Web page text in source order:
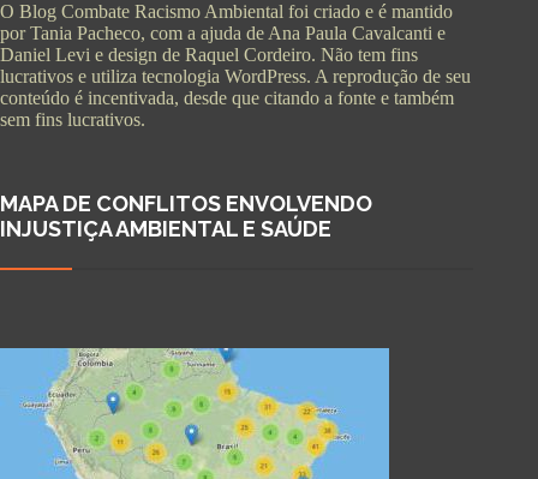
O Blog Combate Racismo Ambiental foi criado e é mantido
por Tania Pacheco, com a ajuda de Ana Paula Cavalcanti e
Daniel Levi e design de Raquel Cordeiro. Não tem fins
lucrativos e utiliza tecnologia WordPress. A reprodução de seu
conteúdo é incentivada, desde que citando a fonte e também
sem fins lucrativos.
MAPA DE CONFLITOS ENVOLVENDO
INJUSTIÇA AMBIENTAL E SAÚDE